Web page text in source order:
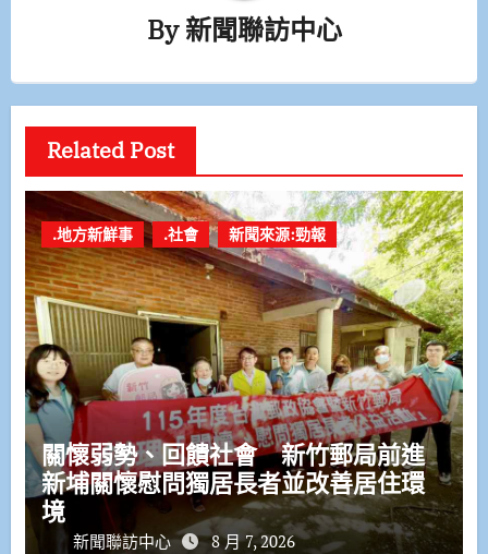
By新聞聯訪中心
Related Post
.地方新鮮事 .社會 新聞來源:勁報
關懷弱勢、回饋社會 新竹郵局前進
新埔關懷慰問獨居長者並改善居住環
境
新聞聯訪中心 8 月 7, 2026